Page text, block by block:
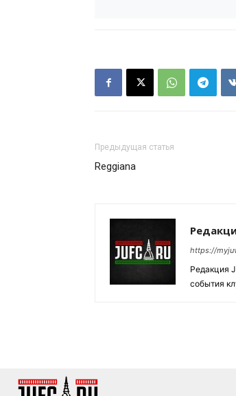
Предыдущая статья
Reggiana
https://
Редакция
события